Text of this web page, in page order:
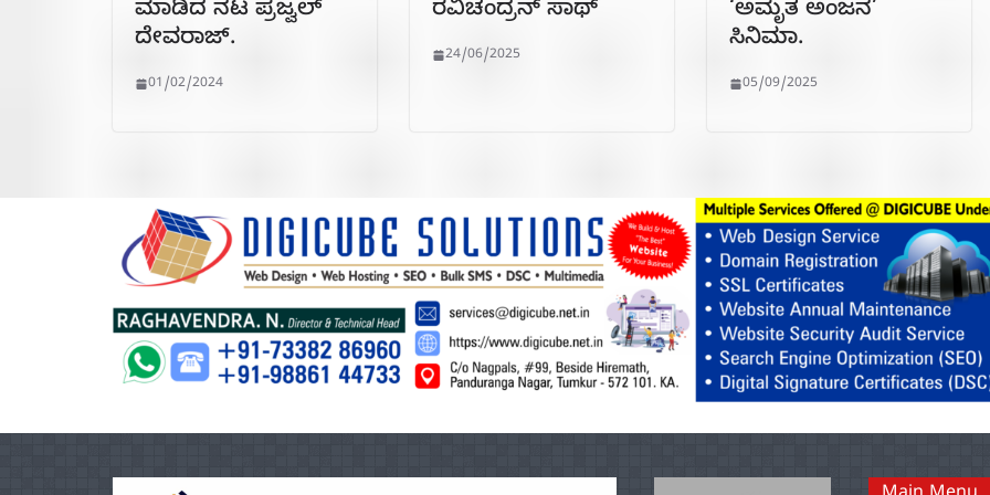
ಮಾಡಿದ ನಟ ಪ್ರಜ್ವಲ್
ದೇವರಾಜ್.
01/02/2024
ರವಿಚಂದ್ರನ್ ಸಾಥ್
24/06/2025
‘ಅಮೃತ ಅಂಜನ’
ಸಿನಿಮಾ.
05/09/2025